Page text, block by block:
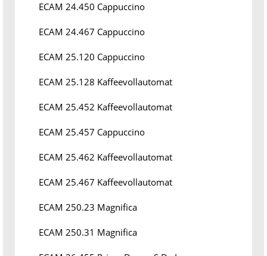
ECAM 24.450 Cappuccino
ECAM 24.467 Cappuccino
ECAM 25.120 Cappuccino
ECAM 25.128 Kaffeevollautomat
ECAM 25.452 Kaffeevollautomat
ECAM 25.457 Cappuccino
ECAM 25.462 Kaffeevollautomat
ECAM 25.467 Kaffeevollautomat
ECAM 250.23 Magnifica
ECAM 250.31 Magnifica